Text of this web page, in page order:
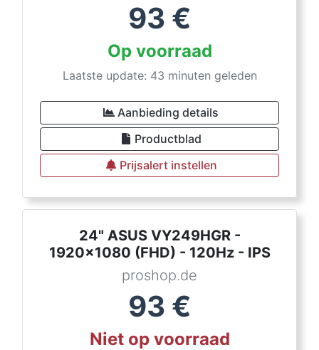
93 €
Op voorraad
Laatste update: 43 minuten geleden
Aanbieding details
Productblad
Prijsalert instellen
24" ASUS VY249HGR -
1920x1080 (FHD) - 120Hz - IPS
proshop.de
93 €
Niet op voorraad